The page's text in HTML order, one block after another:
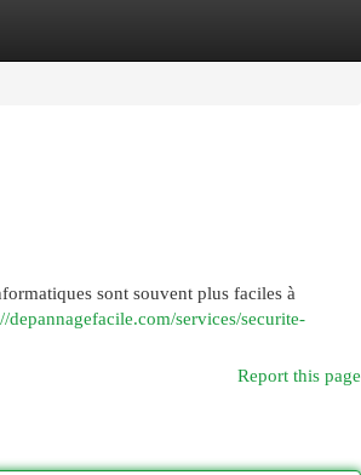
sont souvent plus faciles à
depannagefacile.com/services/securite-
Report this page